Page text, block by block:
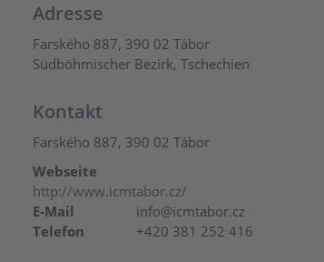
Adresse
Farského 887, 390 02 Tábor
Südböhmischer Bezirk, Tschechien
Kontakt
Farského 887, 390 02 Tábor
Webseite
http://www.icmtabor.cz/
E-Mail
info@icmtabor.cz
Telefon
+420 381 252 416